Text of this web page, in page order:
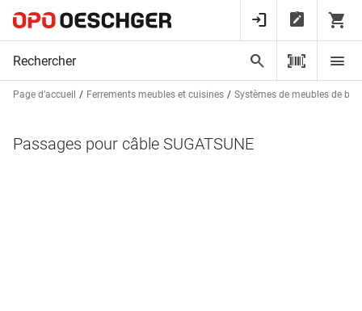
Page d’accueil Ferrements meubles et cuisines Systèmes de meubles de
Passages pour câble SUGATSUNE